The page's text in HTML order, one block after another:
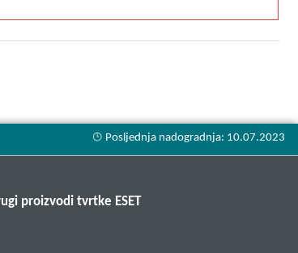
proizvodi tvrtke ESET